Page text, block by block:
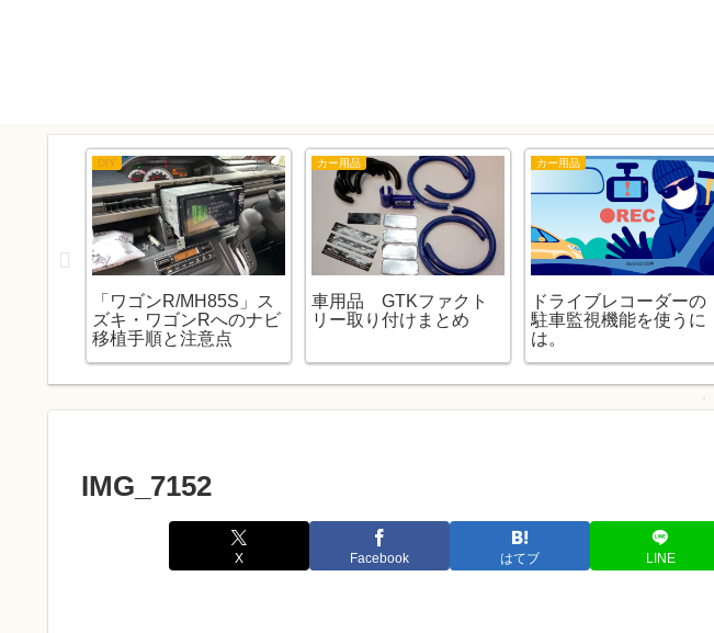
DIY
「ワゴンR/MH85S」ス
ズキ・ワゴンRへのナビ
移植手順と注意点
カー用品
車用品 GTKファクト
リー取り付けまとめ
カー用品
ドライブレコーダーの
駐車監視機能を使うに
は。
IMG_7152
X Facebook はてブ LINE